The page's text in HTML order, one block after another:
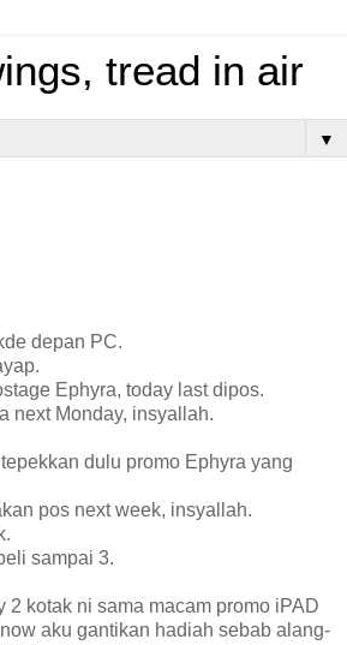
tread in air
▼
depan PC.
Ephyra, today last dipos.
next Monday, insyallah.
dulu promo Ephyra yang
pos next week, insyallah.
sampai 3.
2 kotak ni sama macam promo iPAD
aku gantikan hadiah sebab alang-